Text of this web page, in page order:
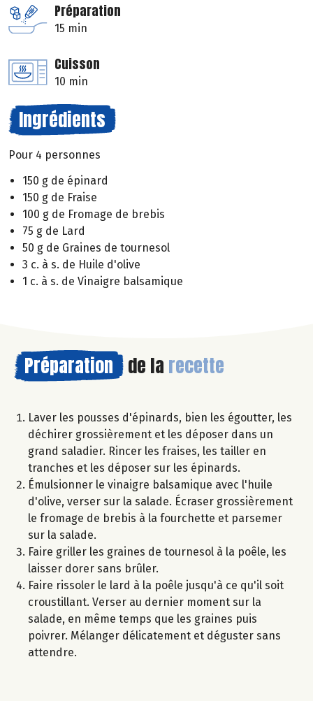
Préparation
15 min
Cuisson
10 min
Ingrédients
Pour 4 personnes
150 g de épinard
150 g de Fraise
100 g de Fromage de brebis
75 g de Lard
50 g de Graines de tournesol
3 c. à s. de Huile d'olive
1 c. à s. de Vinaigre balsamique
Préparation de la recette
Laver les pousses d'épinards, bien les égoutter, les
déchirer grossièrement et les déposer dans un
grand saladier. Rincer les fraises, les tailler en
tranches et les déposer sur les épinards.
Émulsionner le vinaigre balsamique avec l'huile
d'olive, verser sur la salade. Écraser grossièrement
le fromage de brebis à la fourchette et parsemer
sur la salade.
Faire griller les graines de tournesol à la poêle, les
laisser dorer sans brûler.
Faire rissoler le lard à la poêle jusqu'à ce qu'il soit
croustillant. Verser au dernier moment sur la
salade, en même temps que les graines puis
poivrer. Mélanger délicatement et déguster sans
attendre.